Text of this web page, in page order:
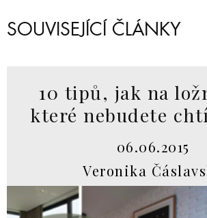
SOUVISEJÍCÍ ČLÁNKY
10 tipů, jak na
které nebudete
06.06.2015
Veronika